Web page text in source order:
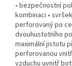
• bezpečnostní
kombinaci •
perforovaný po
dvouhustotního
maximální jistotu
perforovanou
vzduchu uvnitř